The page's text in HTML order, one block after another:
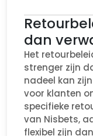
dan
Het
strenger zijn
nadeel kan
voor klanten
specifieke
van Nisbets,
flexibel zijn